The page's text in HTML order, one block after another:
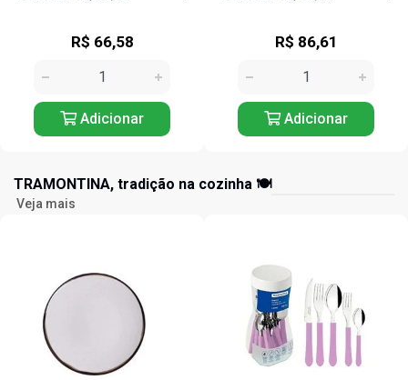
R$ 86,61
Adicionar
R$ 57,24
Adicionar
TRAMONTINA, tradição na cozinha 🍽️
Veja mais